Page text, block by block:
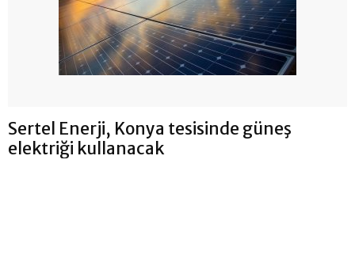
Sertel Enerji, Konya tesisinde güneş
elektriği kullanacak